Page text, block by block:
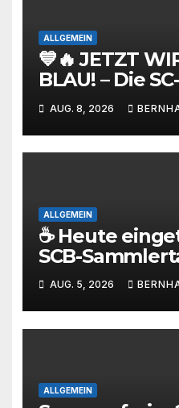
ALLGEMEIN
💙🔥 JETZT
BLAU! – Die
ist gestartet!
AUG. 8, 2026
ALLGEMEIN
☕ Heute
SCB-
AUG. 5, 2026
ALLGEMEIN